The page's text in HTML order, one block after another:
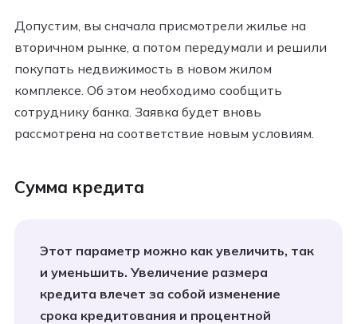
Допустим, вы сначала присмотрели жилье на
вторичном рынке, а потом передумали и решили
покупать недвижимость в новом жилом
комплексе. Об этом необходимо сообщить
сотруднику банка. Заявка будет вновь
рассмотрена на соответствие новым условиям.
Сумма кредита
Этот параметр можно как увеличить, так
и уменьшить. Увеличение размера
кредита влечет за собой изменение
срока кредитования и процентной